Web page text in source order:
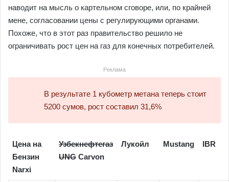
наводит на мысль о картельном сговоре, или, по крайней
мене, согласовании цены с регулирующими органами.
Похоже, что в этот раз правительство решило не
ограничивать рост цен на газ для конечных потребителей.
Реклама
В результате 1 кубометр метана теперь стоит
5200 сумов, рост составил 31,6%
Цена на
Бензин
Narxi
Узбекнефтегаз
UNG Carvon
Лукойл Mustang IBR